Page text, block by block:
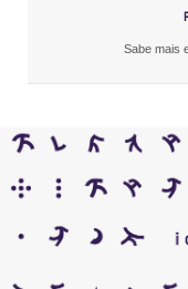
Sabe mais